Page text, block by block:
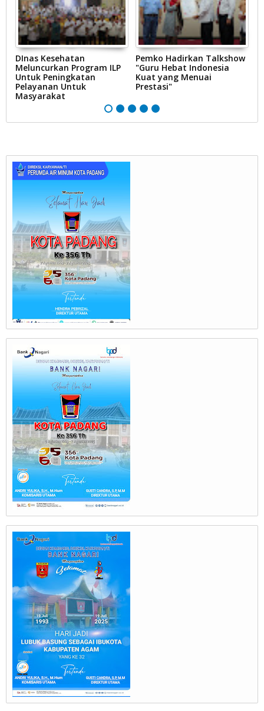
DInas Kesehatan
Meluncurkan Program ILP
Untuk Peningkatan
Pelayanan Untuk
Masyarakat
Pemko Hadirkan Talkshow
"Guru Hebat Indonesia
Kuat yang Menuai
Prestasi"